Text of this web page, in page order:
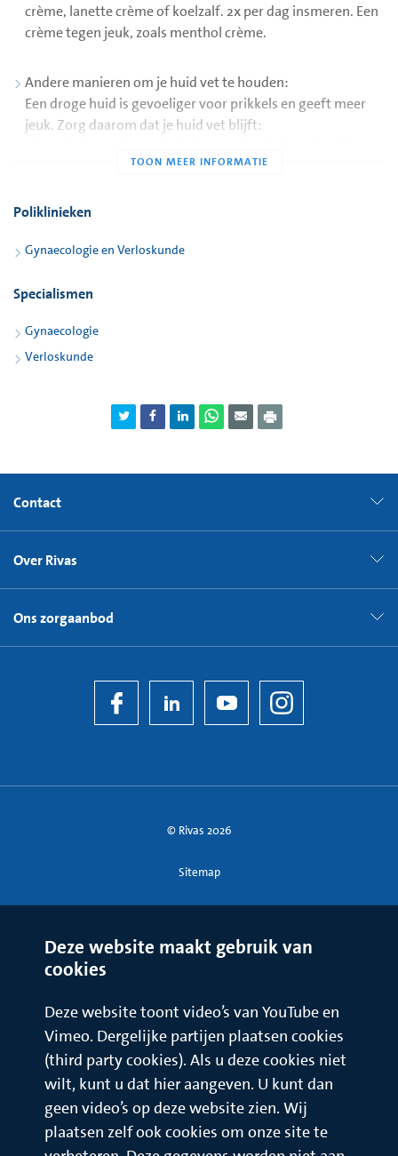
crème, lanette crème of koelzalf. 2x per dag insmeren. Een
crème tegen jeuk, zoals menthol crème.
Andere manieren om je huid vet te houden:
Een droge huid is gevoeliger voor prikkels en geeft meer
jeuk. Zorg daarom dat je huid vet blijft:
- Gebruik geen zeep, shampoo of badschuim (of heel
- Dep je huid droog. Wrijf niet.
douchen of in ban gaan.
Andere adviezen bij jeuk
- Probeer niet te krabben. Als je krabt, wordt het alleen
maar erger.
- Draag losse, katoenen kleding
Bij heel erge jeuk kan de huisarts een recept geven voor een
Daardoor hebt u minder jeuk.
Bel de huisarts als u 1 of 2 van deze klachten hebt:
Dit kan passen bij een andere ziekte dan PUPPP. De huisarts
stuurt u dan vaak door naar een gynaecoloog.
Maak ook een afspraak bij de huisarts bij 1 of meer van deze
heftige jeuk over het hele lichaam
Poliklinieken
Gynaecologie en Verloskunde
Specialismen
Gynaecologie
Verloskunde
Contact
Over Rivas
Ons zorgaanbod
© Rivas 2026
Sitemap
Deze website maakt gebruik van
cookies
Deze website toont video’s van YouTube en
Vimeo. Dergelijke partijen plaatsen cookies
(third party cookies). Als u deze cookies niet
wilt, kunt u dat hier aangeven. U kunt dan
geen video’s op deze website zien. Wij
plaatsen zelf ook cookies om onze site te